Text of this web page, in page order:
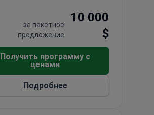
за пакетное
предложение
10 000
$
Получить программу с
ценами
Подробнее